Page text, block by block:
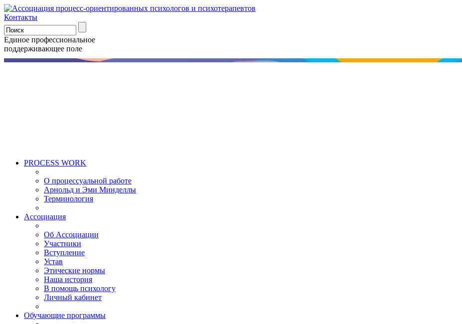
Контакты
Единое профессиональное
поддерживающее поле
PROCESS WORK
О процессуальной работе
Арнольд и Эми Минделлы
Терминология
Ассоциация
Об Ассоциации
Участники
Вступление
Устав
Этические нормы
Наша история
В помощь психологу
Личный кабинет
Обучающие программы